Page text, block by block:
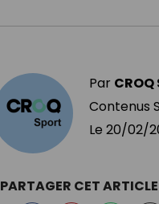
Par
Contenus
Le 20/02/
PARTAGER CET